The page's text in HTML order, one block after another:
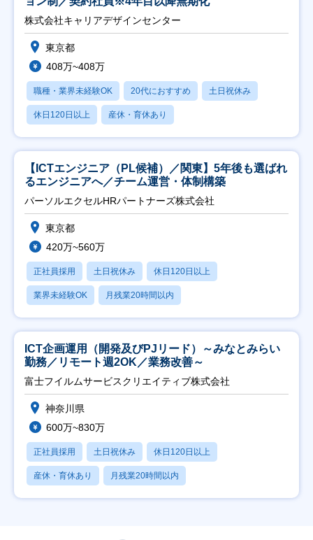
株式会社キャリアデザインセンター
東京都
408万~408万
職種・業界未経験OK 20代におすすめ 土日祝休み
休日120日以上 産休・育休あり
【ICTエンジニア（PL候補）／関東】5年後も選ばれ
るエンジニアへ／チーム運営・体制構築
パーソルエクセルHRパートナーズ株式会社
東京都
420万~560万
正社員採用 土日祝休み 休日120日以上
業界未経験OK 月残業20時間以内
ICT企画運用（開発及びPJリード）～みなとみらい
勤務／リモート週2OK／業務改善～
富士フイルムサービスクリエイティブ株式会社
神奈川県
600万~830万
正社員採用 土日祝休み 休日120日以上
産休・育休あり 月残業20時間以内